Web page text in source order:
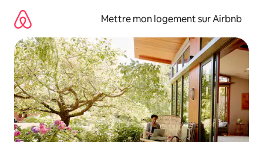
directement
contenu
Mettre mon logement sur Airbnb